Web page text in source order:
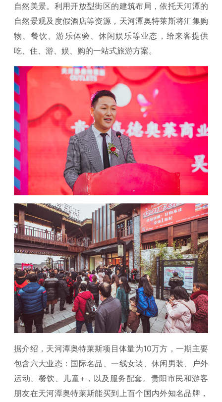
自然美景。利用开放型街区的建筑布局，依托天河潭的
自然景观及度假酒店等资源，天河潭奥特莱斯将汇集购
物、餐饮、游乐体验、休闲娱乐等业态，给来客提供
吃、住、游、娱、购的一站式旅游方案。
据介绍，天河潭奥特莱斯项目体量为10万方，一期主要
包含六大业态：国际名品、一线女装、休闲男装、户外
运动、餐饮、儿童+，以及服务配套。贵阳市民和游客
朋友在天河潭奥特莱斯能买到上百个国内外知名品牌，